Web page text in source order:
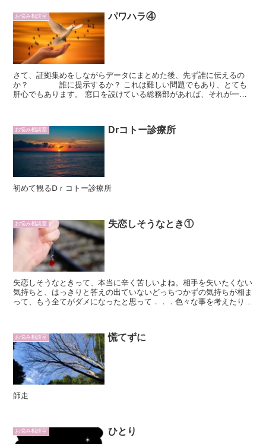
お悩み相談室 パワハラ④
さて、証拠集めをしながらデータにまとめた後、先ず誰に伝えるの
か？ 誰に提示するか？ これは難しい問題でもあり、とても
肝心でもあります。 窓口を設けている総務部があれば、それが一番
お悩み相談室 Drコトー診療所
初めて観るⅮｒコトー診療所
お悩み相談室 失恋しそうなとき①
失恋しそうなときって、本当に辛く苦しいよね。相手を失いたくない
気持ちと、はっきりと答えの出ていないどっちつかずの気持ちが相ま
って、もう全てがダメになったと思って．．．色々な事を考えたり行
お悩み相談室 慌てずに
師走
お悩み相談室 ひとり